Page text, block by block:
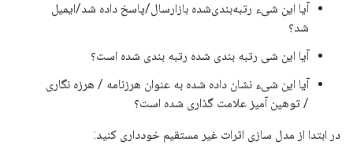
آیا این شیء رتبه‌بندی‌شده بازارسال/پاسخ داده شد/ایمیل
شد؟
آیا این شی رتبه بندی شده رتبه بندی شده است؟
آیا این شیء نشان داده شده به عنوان هرزنامه / هرزه نگاری
/ توهین آمیز علامت گذاری شده است؟
در ابتدا از مدل سازی اثرات غیر مستقیم خودداری کنید: